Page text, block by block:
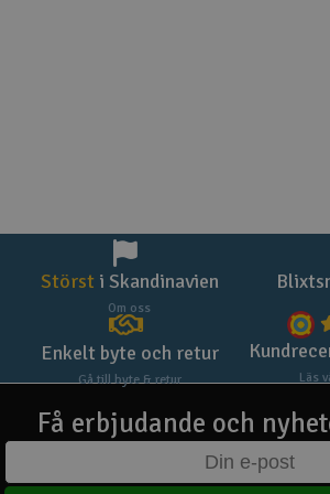
Störst i Skandinavien
Om oss
Enkelt byte och retur
Gå till byte & retur Läs
Få erbjudande och